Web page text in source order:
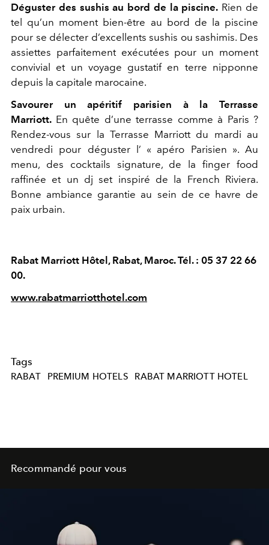
Déguster des sushis au bord de la piscine. Rien de
tel qu’un moment bien-être au bord de la piscine
pour se délecter d’excellents sushis ou sashimis. Des
assiettes parfaitement exécutées pour un moment
convivial et un voyage gustatif en terre nipponne
depuis la capitale marocaine.
Savourer un apéritif parisien à la Terrasse
Marriott. En quête d’une terrasse comme à Paris ?
Rendez-vous sur la Terrasse Marriott du mardi au
vendredi pour déguster l’ « apéro Parisien ». Au
menu, des cocktails signature, de la finger food
raffinée et un dj set inspiré de la French Riviera.
Bonne ambiance garantie au sein de ce havre de
paix urbain.
Rabat Marriott Hôtel, Rabat, Maroc. Tél. : 05 37 22 66
00.
www.rabatmarriotthotel.com
Tags
RABAT PREMIUM HOTELS RABAT MARRIOTT HOTEL
Recommandé pour vous